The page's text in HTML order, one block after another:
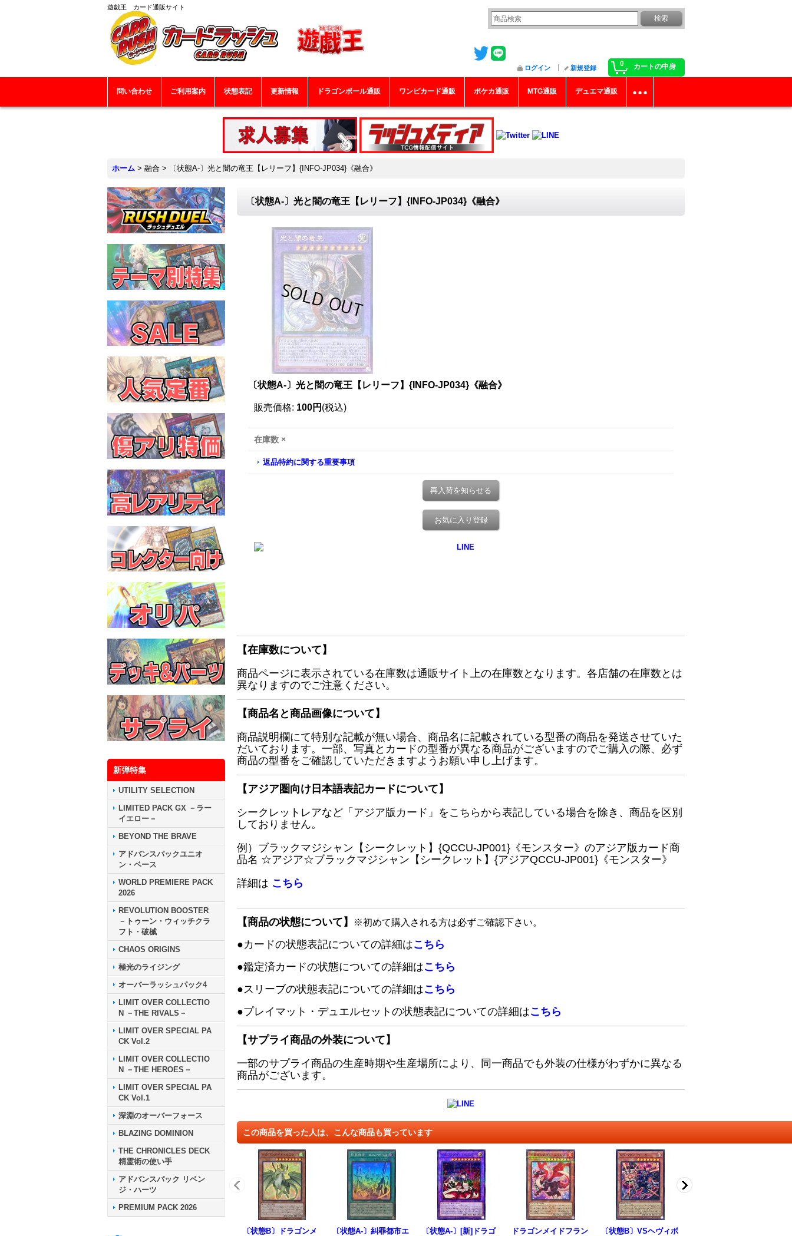
遊戯王 カード通販サイト
0 カートの中身
ログイン 新規登録
問い合わせ ご利用案内 状態表記 更新情報 ドラゴンボール通販 ワンピカード通販 ポケカ通販 MTG通販 デュエマ通販
ホーム > 融合 > 〔状態A-〕光と闇の竜王【レリーフ】{INFO-JP034}《融合》
新弾特集
UTILITY SELECTION
LIMITED PACK GX －ラー
イエロー－
BEYOND THE BRAVE
アドバンスパックユニオ
ン・ベース
WORLD PREMIERE PACK
2026
REVOLUTION BOOSTER
－トゥーン・ウィッチクラ
フト・破械
CHAOS ORIGINS
極光のライジング
オーバーラッシュパック4
LIMIT OVER COLLECTIO
N －THE RIVALS－
LIMIT OVER SPECIAL PA
CK Vol.2
LIMIT OVER COLLECTIO
N －THE HEROES－
LIMIT OVER SPECIAL PA
CK Vol.1
深淵のオーバーフォース
BLAZING DOMINION
THE CHRONICLES DECK
精霊術の使い手
アドバンスパック リベン
ジ・ハーツ
PREMIUM PACK 2026
〔状態A-〕光と闇の竜王【レリーフ】{INFO-JP034}《融合》
〔状態A-〕光と闇の竜王【レリーフ】{INFO-JP034}《融合》
販売価格: 100円 (税込)
在庫数 ×
返品特約に関する重要事項
再入荷を知らせる
お気に入り登録
【在庫数について】
商品ページに表示されている在庫数は通販サイト上の在庫数となります。各店舗の在庫数とは
異なりますのでご注意ください。
【商品名と商品画像について】
商品説明欄にて特別な記載が無い場合、商品名に記載されている型番の商品を発送させていた
だいております。一部、写真とカードの型番が異なる商品がございますのでご購入の際、必ず
商品の型番をご確認していただきますようお願い申し上げます。
【アジア圏向け日本語表記カードについて】
シークレットレアなど「アジア版カード」をこちらから表記している場合を除き、商品を区別
しておりません。
例）ブラックマジシャン【シークレット】{QCCU-JP001}《モンスター》のアジア版カード商
品名 ☆アジア☆ブラックマジシャン【シークレット】{アジアQCCU-JP001}《モンスター》
詳細は こちら
【商品の状態について】 ※初めて購入される方は必ずご確認下さい。
●カードの状態表記についての詳細はこちら
●鑑定済カードの状態についての詳細はこちら
●スリーブの状態表記についての詳細はこちら
●プレイマット・デュエルセットの状態表記についての詳細はこちら
【サプライ商品の外装について】
一部のサプライ商品の生産時期や生産場所により、同一商品でも外装の仕様がわずかに異なる
商品がございます。
この商品を買った人は、こんな商品も買っています
〔状態B〕ドラゴンメ
〔状態A-〕糾罪都市エ
〔状態A-〕[新]ドラゴ
ドラゴンメイドフラン
〔状態B〕VSヘヴィボ